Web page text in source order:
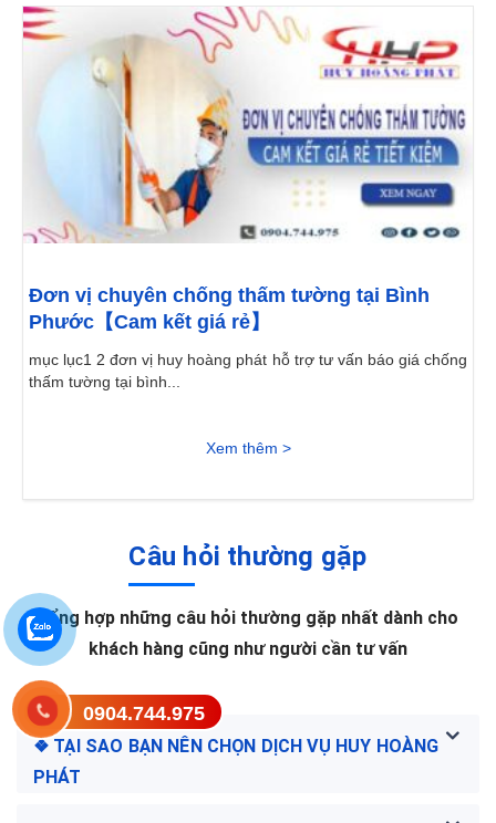
Đơn vị chuyên chống thấm tường tại Bình
Phước【Cam kết giá rẻ】
mục lục1 2 đơn vị huy hoàng phát hỗ trợ tư vấn báo giá chống
thấm tường tại bình...
Xem thêm >
Câu hỏi thường gặp
Tổng hợp những câu hỏi thường gặp nhất dành cho
khách hàng cũng như người cần tư vấn
❖ TẠI SAO BẠN NÊN CHỌN DỊCH VỤ HUY HOÀNG
PHÁT
0904.744.975